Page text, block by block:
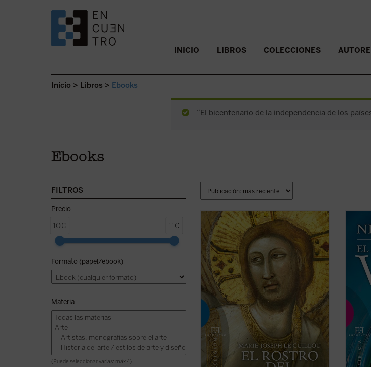
SALTAR AL CONTENIDO. INICIO LIBROS COLECCIONES
Inicio > Libros > Ebooks
“El bicentenario de la independencia de los
Ebooks
FILTROS
Precio
10€ 11€
Formato (papel/ebook)
Materia
(Puede seleccionar varias: máx 4)
«Una obra sólida sobre el Concilio y un
estimulante de la vida cristiana». Con
estas palabras describe Henri de Lubac
El Rostro del Resucitado
, volumen con el
que Marie-Josep Le Guillou, perito en el
Concilio Vaticano II y uno de los ...
ficha)
¿Qué
ético
y